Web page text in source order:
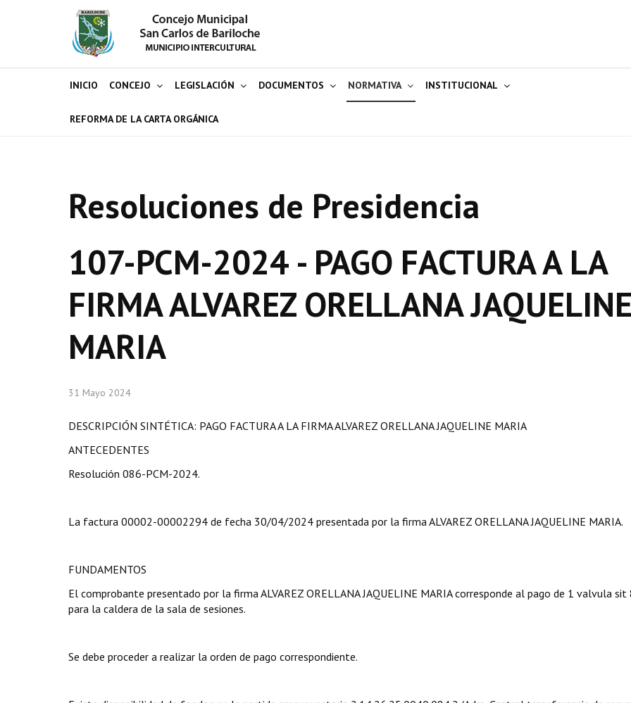
INICIO CONCEJO LEGISLACIÓN DOCUMENTOS NORMATIVA INSTITUCIONAL
REFORMA DE LA CARTA ORGÁNICA
Resoluciones de Presidencia
107-PCM-2024 - PAGO FACTURA A LA
FIRMA ALVAREZ ORELLANA
MARIA
31 Mayo 2024
DESCRIPCIÓN SINTÉTICA: PAGO FACTURA A LA FIRMA ALVAREZ ORELLANA JAQUELINE MARIA
ANTECEDENTES
Resolución 086-PCM-2024.
La factura 00002-00002294 de fecha 30/04/2024 presentada por la firma ALVAREZ ORELLANA JAQUELINE MARIA.
FUNDAMENTOS
El comprobante presentado por la firma ALVAREZ ORELLANA JAQUELINE MARIA corresponde al pago de 1 valvula sit
para la caldera de la sala de sesiones.
Se debe proceder a realizar la orden de pago correspondiente.